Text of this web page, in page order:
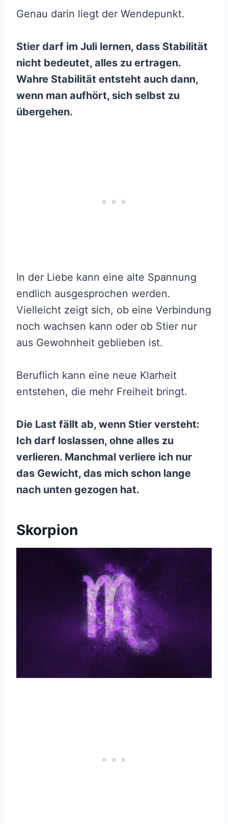
Genau darin liegt der Wendepunkt.
Stier darf im Juli lernen, dass Stabilität
nicht bedeutet, alles zu ertragen.
Wahre Stabilität entsteht auch dann,
wenn man aufhört, sich selbst zu
übergehen.
In der Liebe kann eine alte Spannung
endlich ausgesprochen werden.
Vielleicht zeigt sich, ob eine Verbindung
noch wachsen kann oder ob Stier nur
aus Gewohnheit geblieben ist.
Beruflich kann eine neue Klarheit
entstehen, die mehr Freiheit bringt.
Die Last fällt ab, wenn Stier versteht:
Ich darf loslassen, ohne alles zu
verlieren. Manchmal verliere ich nur
das Gewicht, das mich schon lange
nach unten gezogen hat.
Skorpion